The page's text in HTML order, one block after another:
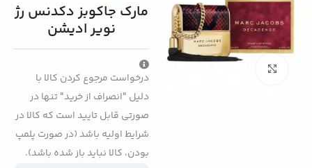
مارک جاکوبز دکدنس رژ
نویر ادیشن
درخواست مرجوع کردن کالا با
دلیل "انصراف از خرید" تنها در
صورتی قابل تایید است که کالا در
شرایط اولیه باشد (در صورت پلمپ
بودن، کالا نباید باز شده باشد).